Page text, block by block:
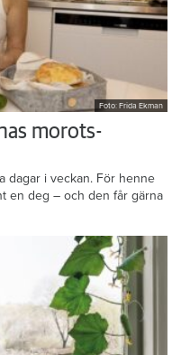
Foto: Frida Ekman
morots-
dagar i veckan. För henne
en deg – och den får gärna